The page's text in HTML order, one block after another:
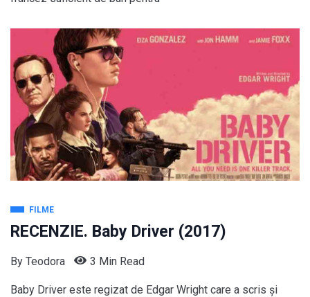
FILME
RECENZIE. Baby Driver (2017)
By Teodora 3 Min Read
Baby Driver este regizat de Edgar Wright care a scris și